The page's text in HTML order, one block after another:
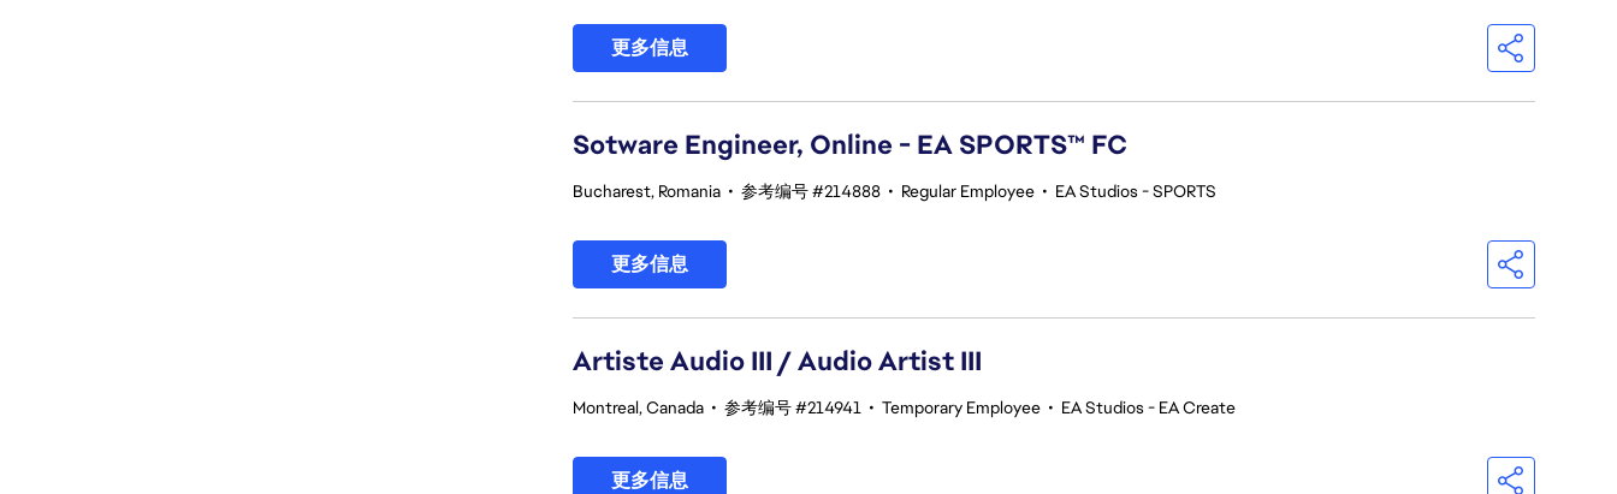
更多信息
Sotware Engineer, Online - EA SPORTS™ FC
Bucharest, Romania • 参考编号 #214888 • Regular Employee • EA Studios - SPORTS
更多信息
Artiste Audio III / Audio Artist III
Montreal, Canada • 参考编号 #214941 • Temporary Employee • EA Studios - EA Create
更多信息